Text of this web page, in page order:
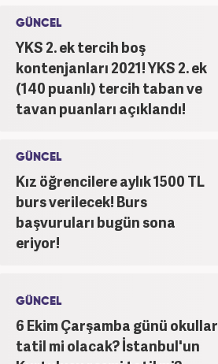
GÜNCEL
YKS 2. ek tercih boş
kontenjanları 2021! YKS 2. ek
(140 puanlı) tercih taban ve
tavan puanları açıklandı!
GÜNCEL
Kız öğrencilere aylık 1500 TL
burs verilecek! Burs
başvuruları bugün sona
eriyor!
GÜNCEL
6 Ekim Çarşamba günü okullar
tatil mi olacak? İstanbul'un